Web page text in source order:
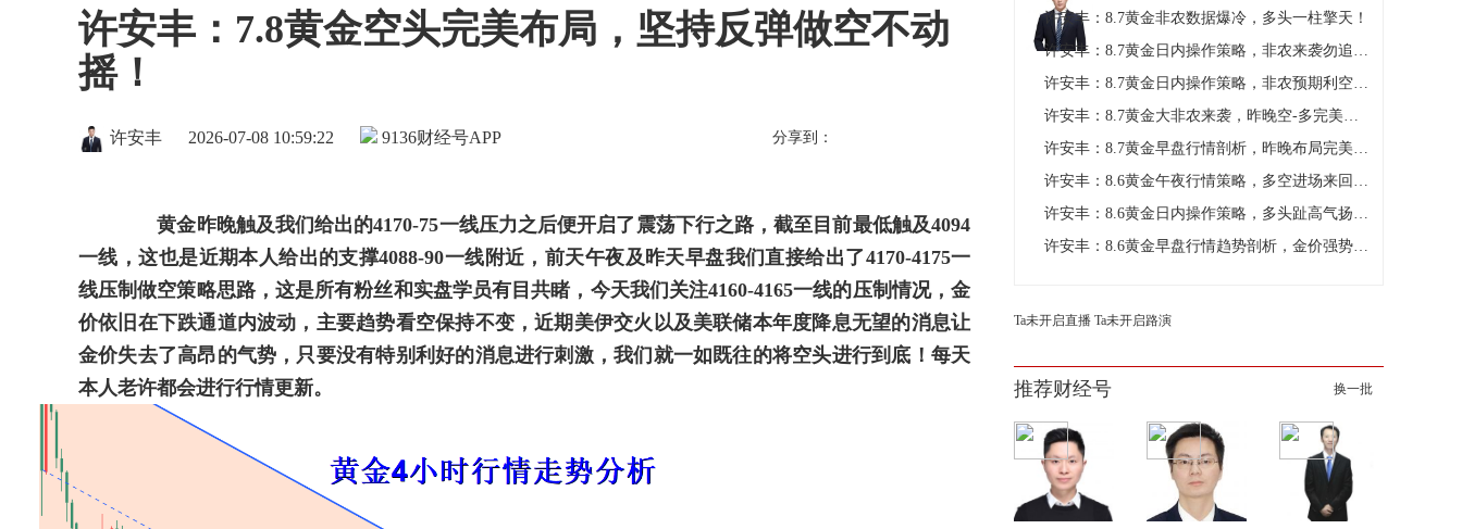
许安丰：7.8黄金空头完美布局，坚持反弹做空不动
摇！
财经号APP
许安丰 2026-07-08 10:59:22 9136 分享到：
黄金昨晚触及我们给出的4170-75一线压力之后便开启了震荡下行之路，截至目前最低触及4094
一线，这也是近期本人给出的支撑4088-90一线附近，前天午夜及昨天早盘我们直接给出了4170-4175一
线压制做空策略思路，这是所有粉丝和实盘学员有目共睹，今天我们关注4160-4165一线的压制情况，金
价依旧在下跌通道内波动，主要趋势看空保持不变，近期美伊交火以及美联储本年度降息无望的消息让
金价失去了高昂的气势，只要没有特别利好的消息进行刺激，我们就一如既往的将空头进行到底！每天
本人老许都会进行行情更新。
时间和能量的更迭转换模式， 风险的把控和利
润的有效释放。擅长运用波浪理论、K线、布
林带、MACD对行情分析预测，对各技术指标
许安丰：8.7黄金非农数据爆冷，多头一柱擎天！
许安丰：8.7黄金日内操作策略，非农来袭勿追涨杀跌！
许安丰：8.7黄金日内操作策略，非农预期利空勿追涨
许安丰：8.7黄金大非农来袭，昨晚空-多完美把握！
许安丰：8.7黄金早盘行情剖析，昨晚布局完美大捷！
许安丰：8.6黄金午夜行情策略，多空进场来回把握！
许安丰：8.6黄金日内操作策略，多头趾高气扬但藏凶险
许安丰：8.6黄金早盘行情趋势剖析，金价强势反弹看涨不追涨
Ta未开启直播 Ta未开启路演
推荐财经号 换一批